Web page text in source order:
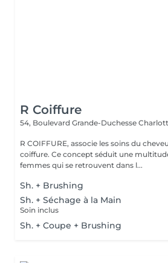
R Coiffure
54, Boulevard Grande-Duchesse
R COIFFURE, associe les soins du
coiffure. Ce concept séduit une
femmes qui se retrouvent dans l...
Sh. + Brushing
Sh. + Séchage à la Main
Soin inclus
Sh. + Coupe + Brushing